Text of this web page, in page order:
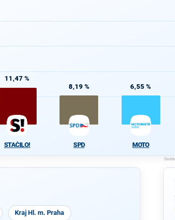
11,47 %
STAČILO!
8,19 %
SPD
6,55 %
MOTO
Kraj Hl. m. Praha